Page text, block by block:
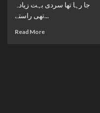
جا رہا تھا سردی بہت زیادہ
تھی راستے...
Read More